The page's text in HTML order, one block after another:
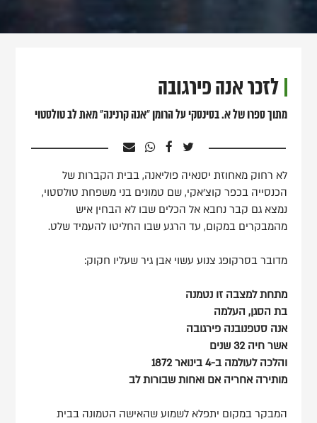
לזכר אנה פירגובה
מתוך ספרו של א. בסינסקי על הרומן "אנה קרנינה" מאת לב טולסטוי
לא רחוק מאחוזת יסנאיה פוליאנה, בבית הקברות של
הכנסייה בכפר קוצ'אקי, שם טמונים בני משפחת טולסטוי,
נמצא גם קבר נחבא אל הכלים שבו לא הבחין איש
מהמבקרים במקום, עד הרגע שבו החליטו להעמיד שלט.
מדובר בסרקופג צנוע עשוי אבן גיר שעליו חקוק:
מתחת למצבה זו נטמנה
בת הסגן, העלמה
אנה סטפנובנה פירגובה
אשר חיה 32 שנים
והלכה לעולמה ב-4 בינואר 1872
מותירה אחריה אם ואחות שבורות לב
המבקר במקום יתפלא לשמוע שהאישה הטמונה בבית